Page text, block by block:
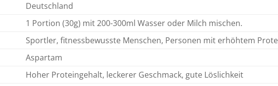
Deutschland
1 Portion (30g) mit 200-300ml Wasser oder Milch mischen.
Sportler, fitnessbewusste Menschen, Personen mit erhöhtem
Aspartam
Hoher Proteingehalt, leckerer Geschmack, gute Löslichkeit